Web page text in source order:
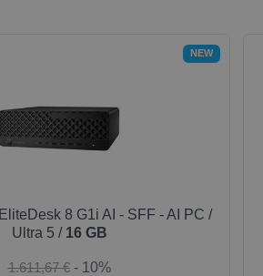
NEW
EliteDesk 8 G1i AI - SFF - AI PC /
Ultra 5 / 16 GB
1.611,67 € - 10%